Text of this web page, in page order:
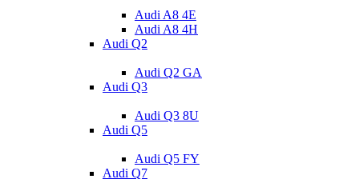
Audi A8 4E
Audi A8 4H
Audi Q2
Audi Q2 GA
Audi Q3
Audi Q3 8U
Audi Q5
Audi Q5 FY
Audi Q7